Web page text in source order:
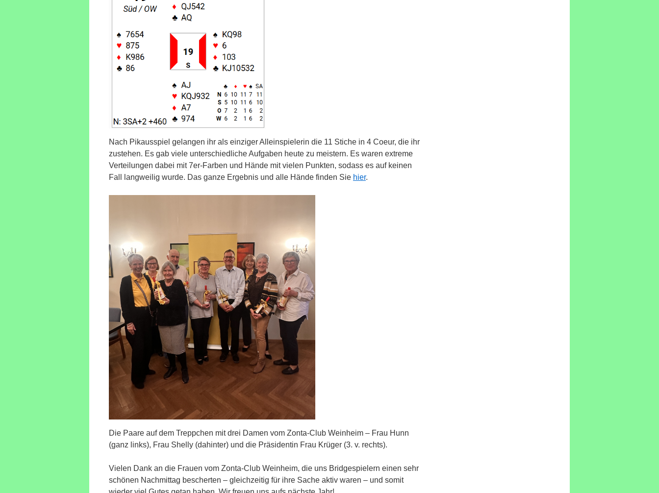
Nach Pikausspiel gelangen ihr als einziger Alleinspielerin die 11 Stiche in 4 Coeur, die ihr
zustehen. Es gab viele unterschiedliche Aufgaben heute zu meistern. Es waren extreme
Verteilungen dabei mit 7er-Farben und Hände mit vielen Punkten, sodass es auf keinen
Fall langweilig wurde. Das ganze Ergebnis und alle Hände finden Sie hier.
Die Paare auf dem Treppchen mit drei Damen vom Zonta-Club Weinheim – Frau Hunn
(ganz links), Frau Shelly (dahinter) und die Präsidentin Frau Krüger (3. v. rechts).
Vielen Dank an die Frauen vom Zonta-Club Weinheim, die uns Bridgespielern einen sehr
schönen Nachmittag bescherten – gleichzeitig für ihre Sache aktiv waren – und somit